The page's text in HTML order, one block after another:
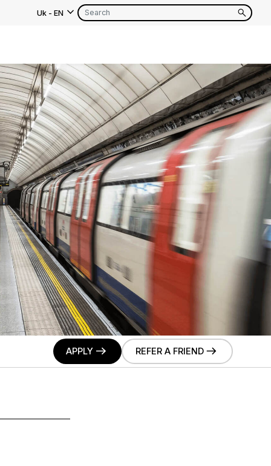
Uk- EN
EN FR
EN
FR
EN FR
APPLY REFER A FRIEND